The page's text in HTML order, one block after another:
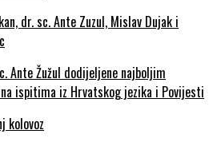
Ante Žužul dodijeljene najboljim
ispitima iz Hrvatskog jezika i Povijesti